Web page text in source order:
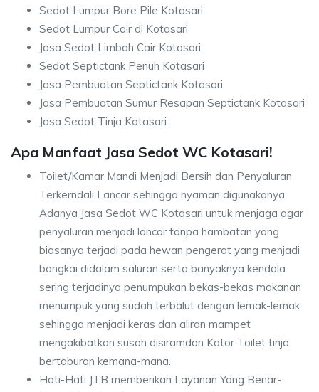
Sedot Lumpur Bore Pile Kotasari
Sedot Lumpur Cair di Kotasari
Jasa Sedot Limbah Cair Kotasari
Sedot Septictank Penuh Kotasari
Jasa Pembuatan Septictank Kotasari
Jasa Pembuatan Sumur Resapan Septictank Kotasari
Jasa Sedot Tinja Kotasari
Apa Manfaat Jasa Sedot WC Kotasari!
Toilet/Kamar Mandi Menjadi Bersih dan Penyaluran
Terkerndali Lancar sehingga nyaman digunakanya
Adanya Jasa Sedot WC Kotasari untuk menjaga agar
penyaluran menjadi lancar tanpa hambatan yang
biasanya terjadi pada hewan pengerat yang menjadi
bangkai didalam saluran serta banyaknya kendala
sering terjadinya penumpukan bekas-bekas makanan
menumpuk yang sudah terbalut dengan lemak-lemak
sehingga menjadi keras dan aliran mampet
mengakibatkan susah disiramdan Kotor Toilet tinja
bertaburan kemana-mana.
Hati-Hati JTB memberikan Layanan Yang Benar-